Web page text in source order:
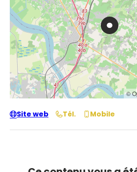
©
Site web Tél. Mobile